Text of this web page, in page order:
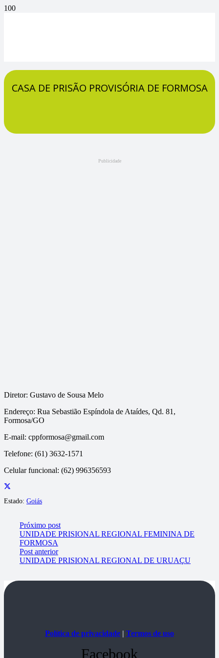
CASA DE PRISÃO PROVISÓRIA DE FORMOSA
Publicidade
Diretor: Gustavo de Sousa Melo
Endereço: Rua Sebastião Espíndola de Ataídes, Qd. 81,
Formosa/GO
E-mail: cppformosa@gmail.com
Telefone: (61) 3632-1571
Celular funcional: (62) 996356593
Estado: Goiás
Próximo post
UNIDADE PRISIONAL REGIONAL FEMININA DE
FORMOSA
Post anterior
UNIDADE PRISIONAL REGIONAL DE URUAÇU
Política de privacidade | Termos de uso
Facebook